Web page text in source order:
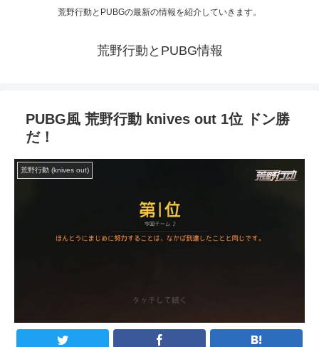
荒野行動とPUBGの最新の情報を紹介していきます。
荒野行動とPUBG情報
PUBG風 荒野行動 knives out 1位 ドン勝
だ！
荒野行動 (knives out)